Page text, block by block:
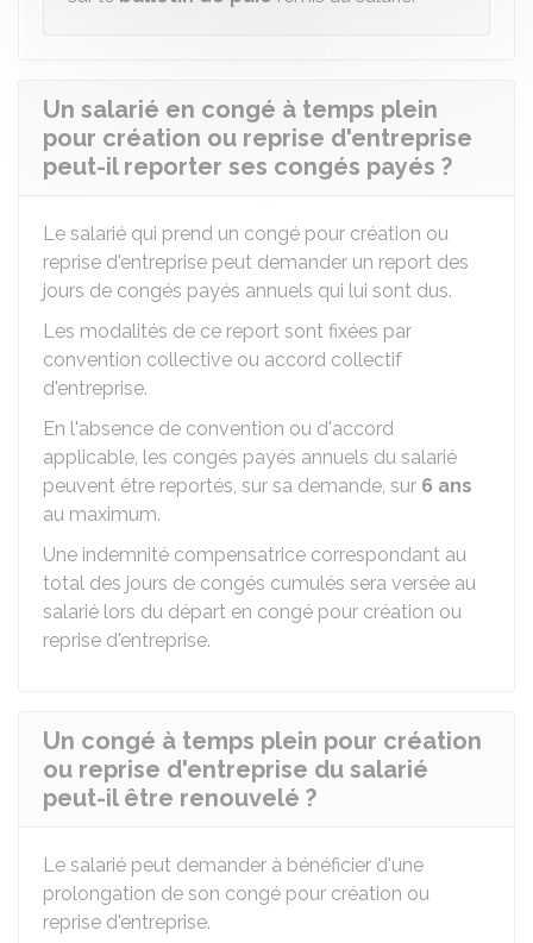
Un salarié en congé à temps plein
pour création ou reprise d'entreprise
peut-il reporter ses congés payés ?
Le salarié qui prend un congé pour création ou
reprise d'entreprise peut demander un report des
jours de congés payés annuels qui lui sont dus.
Les modalités de ce report sont fixées par
convention collective ou accord collectif
d'entreprise.
En l'absence de convention ou d'accord
applicable, les congés payés annuels du salarié
peuvent être reportés, sur sa demande, sur 6 ans
au maximum.
Une indemnité compensatrice correspondant au
total des jours de congés cumulés sera versée au
salarié lors du départ en congé pour création ou
reprise d'entreprise.
Un congé à temps plein pour création
ou reprise d'entreprise du salarié
peut-il être renouvelé ?
Le salarié peut demander à bénéficier d'une
prolongation de son congé pour création ou
reprise d'entreprise.